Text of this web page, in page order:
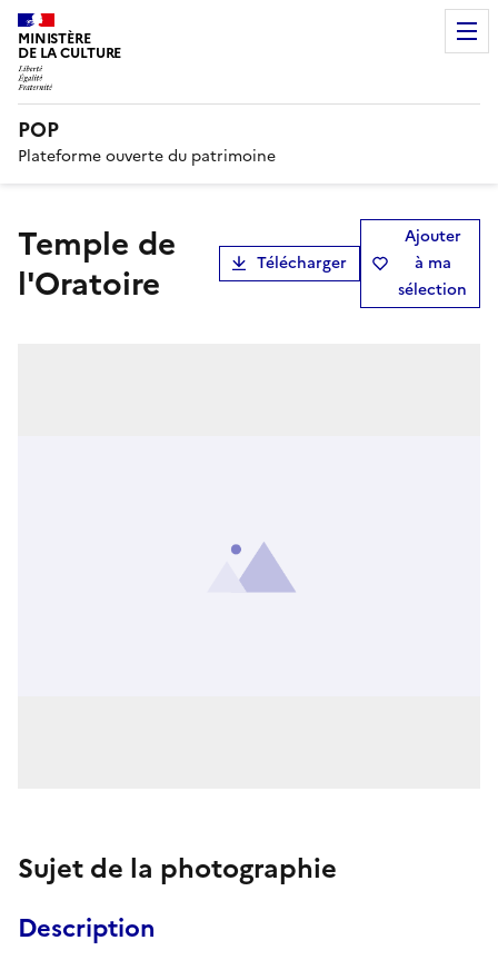
MINISTÈRE
DE LA CULTURE
POP
Plateforme ouverte du patrimoine
temple de
l'Oratoire
Télécharger
Ajouter
à ma
sélection
Sujet de la photographie
Description